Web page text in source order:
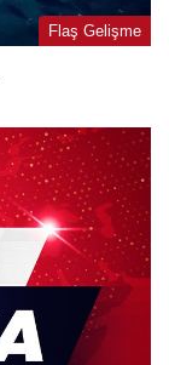
Flaş Gelişme